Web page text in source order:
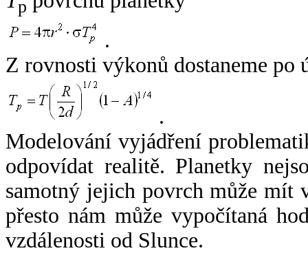
p
.
Z rovnosti výkonů dostaneme po
.
Modelování vyjádření
odpovídat realitě. Planetky
samotný jejich povrch může mít
přesto nám může vypočítaná
vzdálenosti od Slunce.